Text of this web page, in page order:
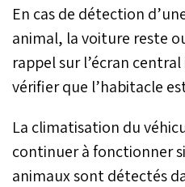
En cas de détection
animal, la voiture reste
rappel sur l’écran
vérifier que l’habitacle
La climatisation du
continuer à fonctionner
animaux sont détectés